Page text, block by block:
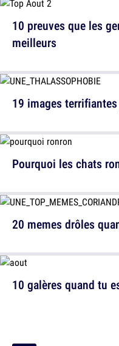
19 images
20 memes drôles
10 preuves que les
meilleurs
Pourquoi les chats
10 galères quand tu